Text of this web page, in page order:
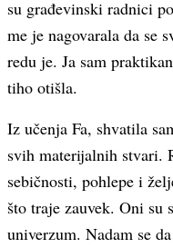
su građevinski radnici
me je nagovarala da se
redu je. Ja sam
tiho otišla.
Iz učenja Fa, shvatila
svih materijalnih stvari.
sebičnosti, pohlepe i
što traje zauvek. Oni su
univerzum. Nadam se